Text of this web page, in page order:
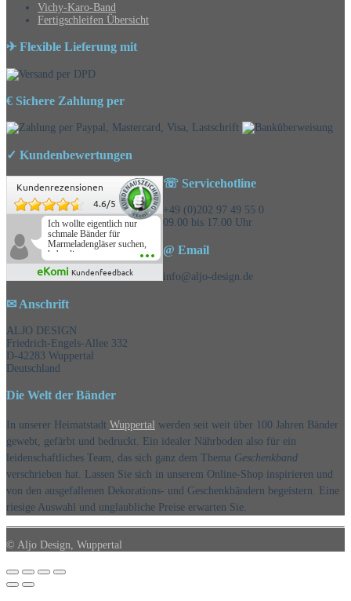
Vichy-Karo-Band
Fertigschleifen Übersicht
✈ Flexible Lieferung mit
€ Sichere Zahlung per
✓ Kundenbewertungen
Kundenrezensionen
4.6/5
Ich wollte eigentlich nur
schmale Bänder für
Marmeladengläser suchen,
habe die
Überraschungsbänder
mitbestellt und war positiv
eKomi Kundenfeedback
☏ Servicehotline
+49 (0)202 97 49 55 0
09.00 bis 17.00 Uhr
@ Email
info@aljo-design.de
✉ Anschrift
ALJO DESIGN
Friedrich-Engels-Allee 332
D-42283 Wuppertal
Deutschland
Die Welt der Bänder
In unserer Heimatstadt Wuppertal werden seit weit über 100 Jahren Bänder
gewebt, gefärbt und bedruckt. Ein idealer Nährboden also für ein
leidenschaftliches Team, das sich ganz dem Thema Geschenkband
verschrieben hat. Lassen Sie sich in unserem Online-Shop inspirieren und
von den ausgefallenen Dekorations- und Geschenkbändern begeistern. Eine
riesige Auswahl und unglaubliche Preise erwarten Sie.
© Aljo Design, Wuppertal